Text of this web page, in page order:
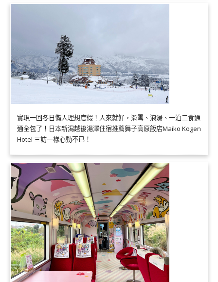
實現一回冬日懶人理想度假！人來就好，滑雪、泡湯、一泊二食通
通全包了！日本新潟越後湯澤住宿推薦舞子高原飯店Maiko Kogen
Hotel 三訪一樣心動不已！